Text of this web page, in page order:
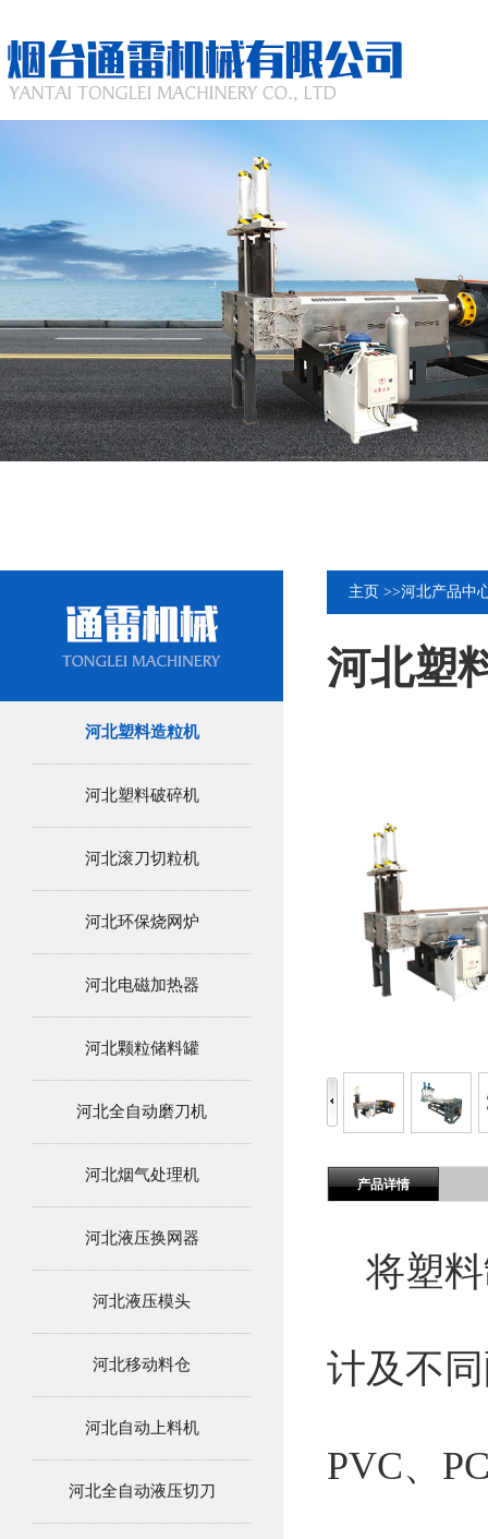
河北塑料造粒机
河北塑料破碎机
河北滚刀切粒机
河北环保烧网炉
河北电磁加热器
河北颗粒储料罐
河北全自动磨刀机
河北烟气处理机
河北液压换网器
河北液压模头
河北移动料仓
河北自动上料机
河北全自动液压切刀
主页 >>河北产品中
河北塑
产品详情
将塑料
计及不
PVC、